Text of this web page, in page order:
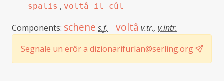
spalis , voltâ il cûl
Components: schene s.f. voltâ v.tr., v.intr.
Segnale un erôr a dizionarifurlan@serling.org